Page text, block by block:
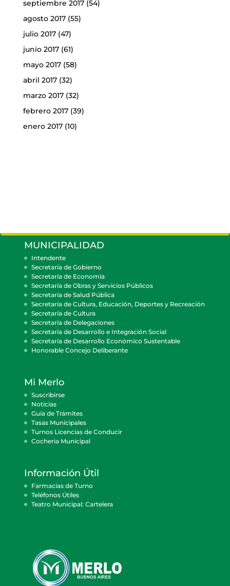
septiembre 2017(54)
agosto 2017(55)
julio 2017(47)
junio 2017(61)
mayo 2017(58)
abril 2017(32)
marzo 2017(32)
febrero 2017(39)
enero 2017(10)
MUNICIPALIDAD
Intendente
Secretaría de Gobierno
Secretaría de Economía
Secretaría de Obras y Servicios Públicos
Secretaría de Salud Pública
Secretaría de Cultura, Educación, Deportes y Recreación
Secretaría de Cultura
Secretaría de Delegaciones
Secretaría de Desarrollo e Integración Social
Secretaría de Desarrollo Económico Sustentable
Honorable Concejo Deliberante
Mi Merlo
Suscribirse
Noticias
Guía de Trámites
Tasas Municipales
Turnos Licencias de Conducir
Cocheria Municipal
Información Útil
Farmacias de Turno
Teléfonos Útiles
Teatro Municipal: Cartelera